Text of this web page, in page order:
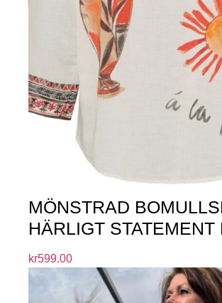
MÖNSTRAD
HÄRLIGT STATEMENT
kr599.00